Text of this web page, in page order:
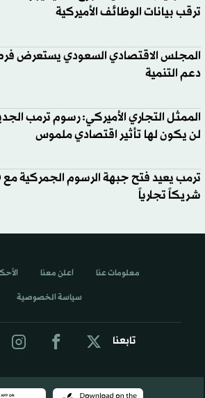
ترقب بيانات الوظائف الأميركية
المجلس الاقتصادي السعودي يستعرض
دعم التنمية
الممثل التجاري الأميركي: رسوم ترمب
لن يكون لها تأثير اقتصادي ملموس
شريكاً تجارياً
تابعنا
معلومات عنا اعلن معنا
سياسة الخصوصية